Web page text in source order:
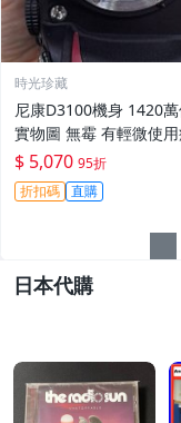
時光珍藏
尼康D3100機身 1420
實物圖 無霉 有輕微使
機身原裝 無拆修無翻新
3
$ 5,070 95折
折扣碼 直購
日本代購